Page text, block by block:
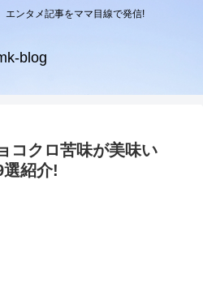
エンタメ記事をママ目線で発信!
blog
コクロ苦味が美味い
選紹介!